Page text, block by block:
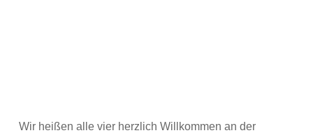
Wir heißen alle vier herzlich Willkommen an der